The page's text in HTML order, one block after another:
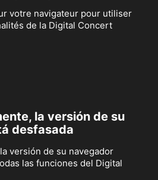
votre navigateur pour utiliser
de la Digital Concert
la versión de su
desfasada
versión de su navegador
las funciones del Digital